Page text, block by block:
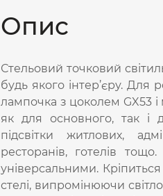
Опис
Стельовий точковий
будь якого інтер’єру. Для
лампочка з цоколем GX53
як для основного, так і
підсвітки житлових,
ресторанів, готелів
універсальними.
стелі, випромінюючи